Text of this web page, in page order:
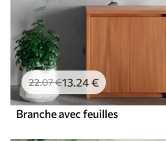
22.07€13.24€
Branche avec feuilles